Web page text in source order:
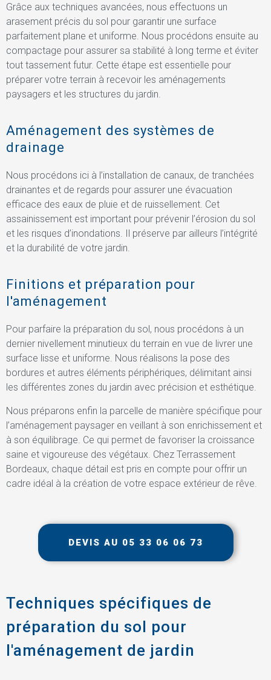
Grâce aux techniques avancées, nous effectuons un
arasement précis du sol pour garantir une surface
parfaitement plane et uniforme. Nous procédons ensuite au
compactage pour assurer sa stabilité à long terme et éviter
tout tassement futur. Cette étape est essentielle pour
préparer votre terrain à recevoir les aménagements
paysagers et les structures du jardin.
Aménagement des systèmes de
drainage
Nous procédons ici à l’installation de canaux, de tranchées
drainantes et de regards pour assurer une évacuation
efficace des eaux de pluie et de ruissellement. Cet
assainissement est important pour prévenir l’érosion du sol
et les risques d’inondations. Il préserve par ailleurs l’intégrité
et la durabilité de votre jardin.
Finitions et préparation pour
l'aménagement
Pour parfaire la préparation du sol, nous procédons à un
dernier nivellement minutieux du terrain en vue de livrer une
surface lisse et uniforme. Nous réalisons la pose des
bordures et autres éléments périphériques, délimitant ainsi
les différentes zones du jardin avec précision et esthétique.
Nous préparons enfin la parcelle de manière spécifique pour
l’aménagement paysager en veillant à son enrichissement et
à son équilibrage. Ce qui permet de favoriser la croissance
saine et vigoureuse des végétaux. Chez Terrassement
Bordeaux, chaque détail est pris en compte pour offrir un
cadre idéal à la création de votre espace extérieur de rêve.
DEVIS AU 05 33 06 06 73
Techniques spécifiques de
préparation du sol pour
l'aménagement de jardin